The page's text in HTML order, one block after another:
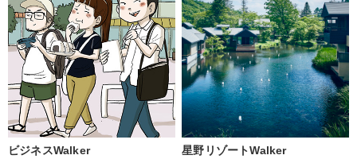
ビジネスWalker 星野リゾートWalker